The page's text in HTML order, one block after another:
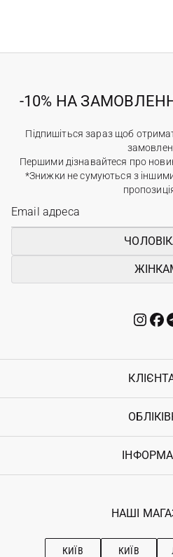
-10% НА
Підпишіться зараз щоб
Першими дізнавайтеся про
*Знижки не сумуються з
Увійти
Ostriv
Наші
Рекомендації
НАШІ
КИЇВ КИЇВ